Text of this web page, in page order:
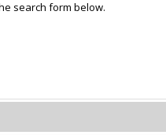
search form below.